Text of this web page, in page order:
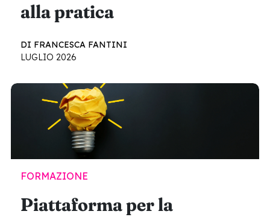
alla pratica
DI FRANCESCA FANTINI
LUGLIO 2026
FORMAZIONE
Piattaforma per la